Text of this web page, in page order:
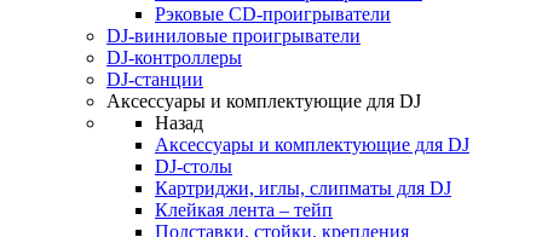
Рэковые CD-проигрыватели
DJ-виниловые проигрыватели
DJ-контроллеры
DJ-станции
Аксессуары и комплектующие для DJ
Назад
Аксессуары и комплектующие для DJ
DJ-столы
Картриджи, иглы, слипматы для DJ
Клейкая лента – тейп
Подставки, стойки, крепления